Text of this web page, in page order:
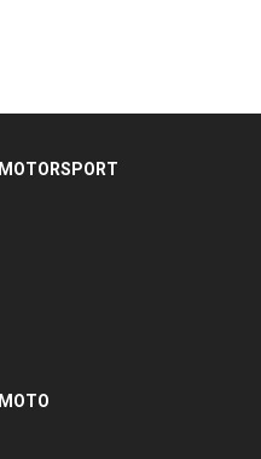
MOTORSPORT
MOTO